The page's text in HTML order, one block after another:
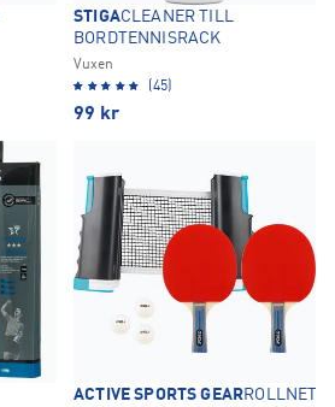
STIGACLEANER TILL
BORDTENNISRACK
Vuxen
(45)
99 kr
ACTIVE SPORTS GEARROLLNET